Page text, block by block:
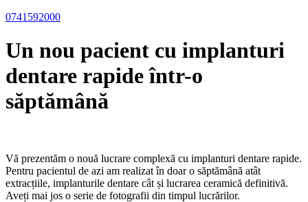
0741592000
Un nou pacient cu implanturi
dentare rapide într-o
săptămână
Vă prezentăm o nouă lucrare complexă cu implanturi dentare rapide.
Pentru pacientul de azi am realizat în doar o săptămână atât
extracțiile, implanturile dentare cât și lucrarea ceramică definitivă.
Aveți mai jos o serie de fotografii din timpul lucrărilor.